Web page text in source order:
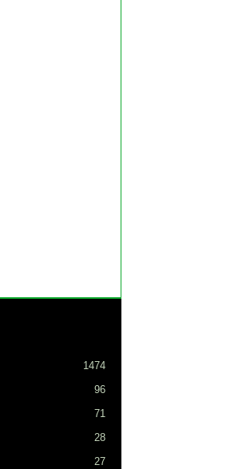
1474
96
71
28
27